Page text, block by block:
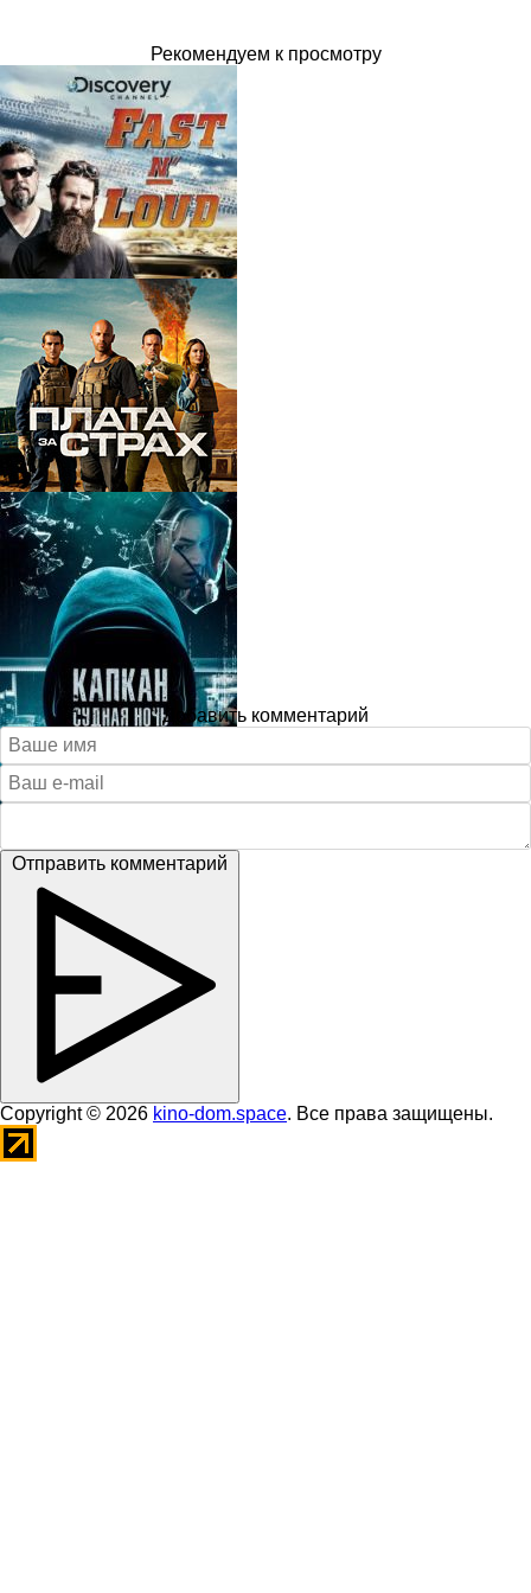
Рекомендуем к просмотру
Добавить комментарий
Отправить комментарий
Copyright © 2026 kino-dom.space. Все права защищены.